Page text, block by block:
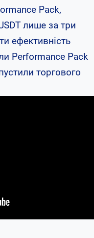
Pack,
лише за три
ефективність
Performance Pack
торгового